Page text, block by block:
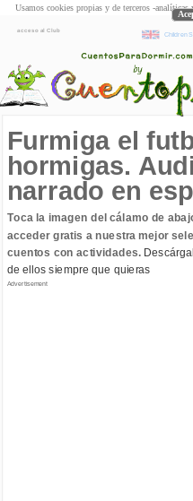
acceso al Club
Children
Furmiga el
hormigas.
narrado en
Toca la imagen del cálamo de
acceder gratis a nuestra mejor
cuentos con actividades.
de ellos siempre que quieras
Advertisement
Usamos cookies propias y de terceros -